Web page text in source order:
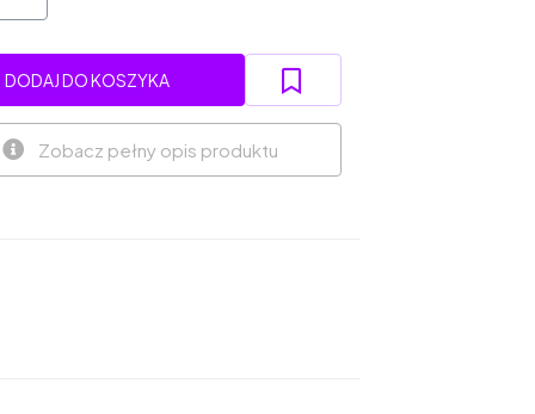
DODAJ DO KOSZYKA
Zobacz pełny opis produktu